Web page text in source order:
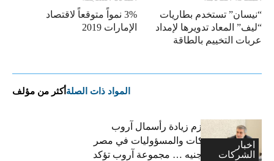
3% نمواً متوقعاً لاقتصاد
الإمارات 2019
“نيسان” تستخدم بطاريات
“ليف” المعاد تدويرها لإمداد
عربات التخييم بالطاقة
المواد ذات الصلة أكثر من مؤلف
اخبار
الشركات
فاتح بكداش:نعتزم زيادة رأسمال آروب
لتأمينات الممتلكات والمسؤوليات في مصر
إلى 600 مليون جنيه … مجموعة آروب تؤكد